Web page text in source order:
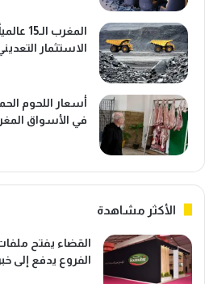
المغرب
الاستثمار التعديني
أسعار اللحوم
في الأسواق
الأكثر مشاهدة
القضاء يفتح
الفروع يدفع إلى